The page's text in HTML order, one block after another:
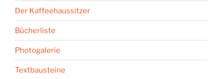
Der Kaffeehaussitzer
Bücherliste
Photogalerie
Textbausteine